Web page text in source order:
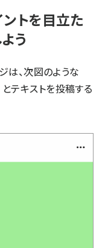
トを目立た
う
、次図のような
とテキストを投稿する